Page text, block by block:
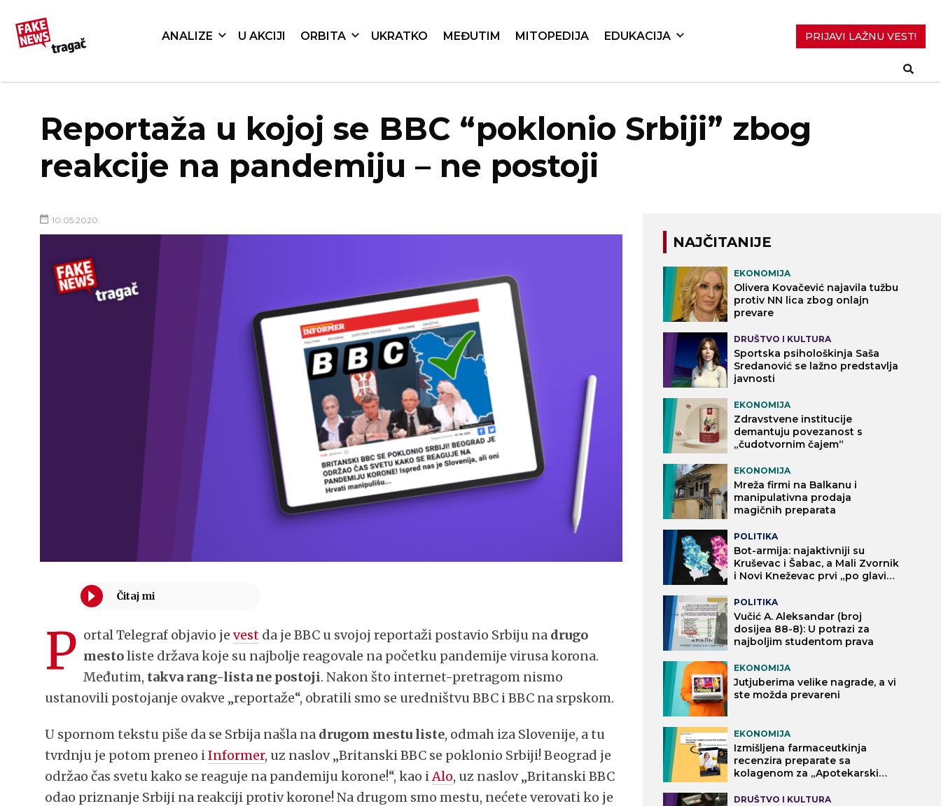
ANALIZE U AKCIJI ORBITA UKRATKO MEĐUTIM MITOPEDIJA EDUKACIJA PRIJAVI LAŽNU VEST!
Reportaža u kojoj se BBC “poklonio Srbiji” zbog
reakcije na pandemiju – ne postoji
10.05.2020.
P ortal Telegraf objavio jevest da je BBC u svojoj reportaži postavio Srbiju na drugo
mestoliste država koje su najbolje reagovale na početku pandemije virusa korona.
Međutim, takva rang-lista ne postoji. Nakon što internet-pretragom nismo
ustanovili postojanje ovakve „reportaže“, obratili smo se uredništvu BBC i BBC na srpskom.
U spornom tekstu piše da se Srbija našla na drugom mestu liste, odmah iza Slovenije, a tu
tvrdnju je potom preneo iInformer, uz naslov „Britanski BBC se poklonio Srbiji! Beograd je
održao čas svetu kako se reaguje na pandemiju korone!“, kao i Alo, uz naslov „Britanski BBC
odao priznanje Srbiji na reakciji protiv korone! Na drugom smo mestu, nećete verovati ko je
NAJČITANIJE
EKONOMIJA
Olivera Kovačević najavila tužbu
protiv NN lica zbog onlajn
prevare
DRUŠTVO I KULTURA
Sportska psihološkinja Saša
Sredanović se lažno predstavlja
javnosti
EKONOMIJA
Zdravstvene institucije
demantuju povezanost s
„čudotvornim čajem“
EKONOMIJA
Mreža firmi na Balkanu i
manipulativna prodaja
magičnih preparata
POLITIKA
Bot-armija: najaktivniji su
Kruševac i Šabac, a Mali Zvornik
i Novi Kneževac prvi „po glavi
POLITIKA
Vučić A. Aleksandar (broj
dosijea 88-8): U potrazi za
najboljim studentom prava
EKONOMIJA
Jutjuberima velike nagrade, a vi
ste možda prevareni
EKONOMIJA
Izmišljena farmaceutkinja
recenzira preparate sa
kolagenom za „Apotekarski
DRUŠTVO I KULTURA